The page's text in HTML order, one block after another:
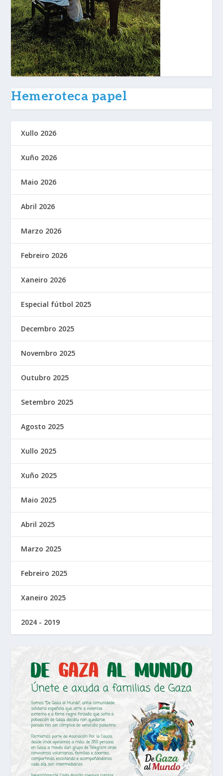
Hemeroteca papel
Xullo 2026
Xuño 2026
Maio 2026
Abril 2026
Marzo 2026
Febreiro 2026
Xaneiro 2026
Especial fútbol 2025
Decembro 2025
Novembro 2025
Outubro 2025
Setembro 2025
Agosto 2025
Xullo 2025
Xuño 2025
Maio 2025
Abril 2025
Marzo 2025
Febreiro 2025
Xaneiro 2025
2024 - 2019